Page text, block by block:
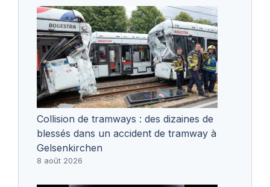
Collision de tramways : des dizaines de
blessés dans un accident de tramway à
Gelsenkirchen
8 août 2026